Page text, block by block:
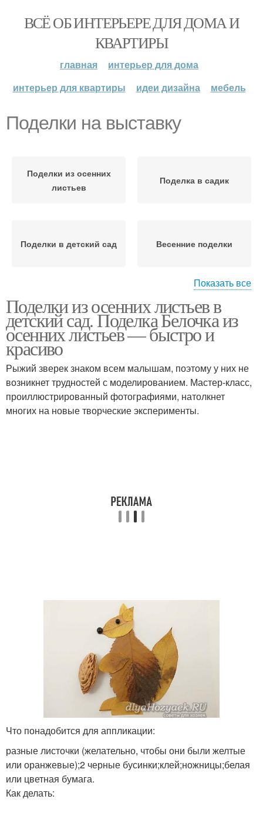
ВСЁ ОБ ИНТЕРЬЕРЕ ДЛЯ ДОМА И
КВАРТИРЫ
главная
интерьер для дома
интерьер для квартиры
идеи дизайна мебель
Поделки на выставку
Поделки из осенних
листьев
Поделка в садик
Поделки в детский сад Весенние поделки
Поделки на тему
бумаги
Поделки в садик Осенние поделки
Показать все
Поделки из осенних листьев в
детский сад. Поделка Белочка из
осенних листьев — быстро и
красиво
Рыжий зверек знаком всем малышам, поэтому у них не
возникнет трудностей с моделированием. Мастер-класс,
проиллюстрированный фотографиями, натолкнет
многих на новые творческие эксперименты.
Что понадобится для аппликации:
разные листочки (желательно, чтобы они были желтые
или оранжевые);2 черные бусинки;клей;ножницы;белая
или цветная бумага.
Как делать: